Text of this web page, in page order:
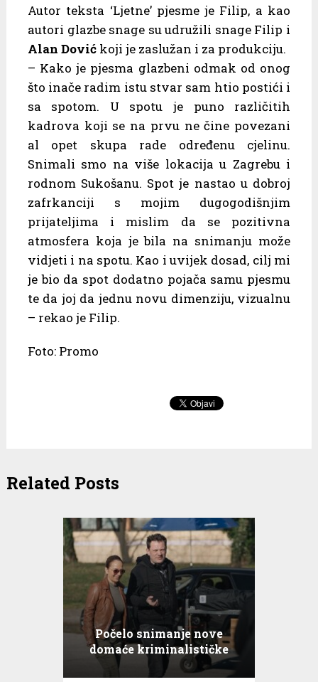
Autor teksta ‘Ljetne’ pjesme je Filip, a kao
autori glazbe snage su udružili snage Filip i
Alan Dovićkoji je zaslužan i za produkciju.
– Kako je pjesma glazbeni odmak od onog
što inače radim istu stvar sam htio postići i
sa spotom. U spotu je puno različitih
kadrova koji se na prvu ne čine povezani
al opet skupa rade određenu cjelinu.
Snimali smo na više lokacija u Zagrebu i
rodnom Sukošanu. Spot je nastao u dobroj
zafrkanciji s mojim dugogodišnjim
prijateljima i mislim da se pozitivna
atmosfera koja je bila na snimanju može
vidjeti i na spotu. Kao i uvijek dosad, cilj mi
je bio da spot dodatno pojača samu pjesmu
te da joj da jednu novu dimenziju, vizualnu
– rekao je Filip.
Foto: Promo
Related Posts
Počelo snimanje nove
domaće kriminalističke
serije Šutnja